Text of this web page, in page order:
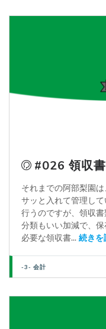
#026 領収
それまでの阿部梨園
サッと入れて管理し
行うのですが、領収書
分類もいい加減で、保
必要な領収書... 続きを
-3- 会計